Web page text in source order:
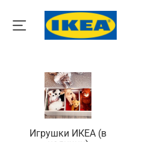
Игрушки ИКЕА (в